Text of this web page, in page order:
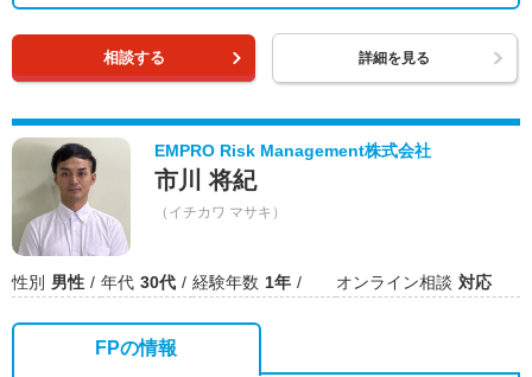
相談する 詳細を見る
EMPRO Risk Management株式会社
市川 将紀
（イチカワ マサキ）
性別 男性 年代 30代 経験年数 1年 オンライン相談 対応
FPの情報